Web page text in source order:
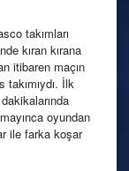
takımları
kıran kırana
itibaren maçın
İlk
oyundan
ile farka koşar